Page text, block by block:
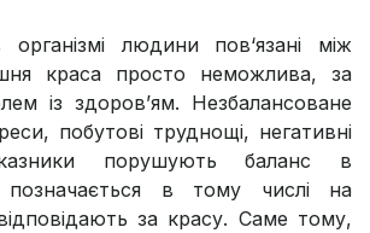
людини пов‘язані між
краса просто неможлива, за
із здоров’ям. Незбалансоване
побутові труднощі, негативні
порушують баланс в
позначається в тому числі на
за красу. Саме тому,